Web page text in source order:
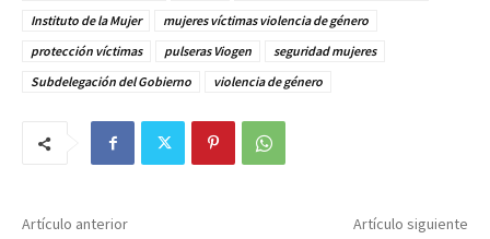
Instituto de la Mujer
mujeres víctimas violencia de género
protección víctimas
pulseras Viogen
seguridad mujeres
Subdelegación del Gobierno
violencia de género
Artículo anterior Artículo siguiente